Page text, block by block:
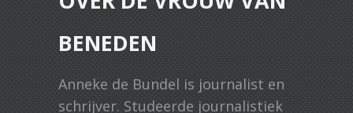
BENEDEN
Anneke de Bundel is journalist en
schrijver. Studeerde journalistiek